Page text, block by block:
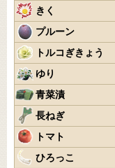
きく
プルーン
トルコぎきょう
ゆり
青菜漬
長ねぎ
トマト
ひろっこ